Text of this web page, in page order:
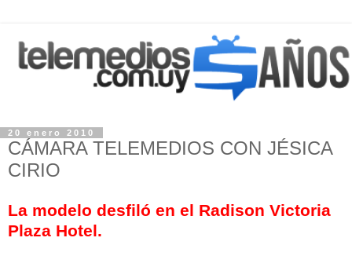
20 enero 2010
CÁMARA TELEMEDIOS CON JÉSICA
CIRIO
La modelo desfiló en el Radison Victoria
Plaza Hotel.